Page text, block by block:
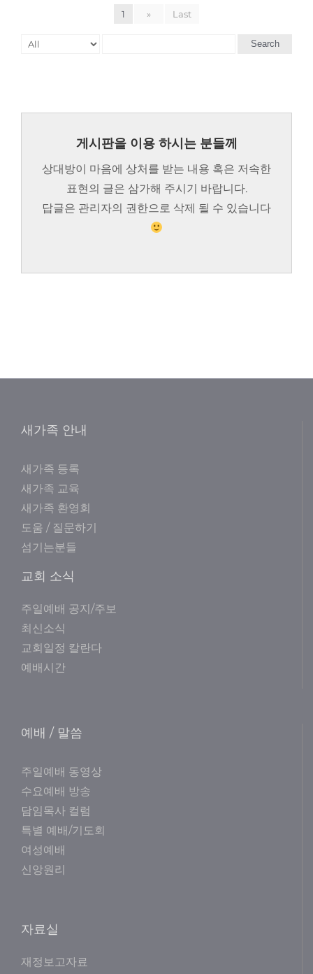
1 » Last
Search
게시판을 이용 하시는 분들께
상대방이 마음에 상처를 받는 내용 혹은 저속한
표현의 글은 삼가해 주시기 바랍니다.
답글은 관리자의 권한으로 삭제 될 수 있습니다
새가족 안내
새가족 등록
새가족 교육
새가족 환영회
도움 / 질문하기
섬기는분들
교회 소식
주일예배 공지/주보
최신소식
교회일정 칼란다
예배시간
예배 / 말씀
주일예배 동영상
수요예배 방송
담임목사 컬럼
특별 예배/기도회
여성예배
신앙원리
자료실
재정보고자료